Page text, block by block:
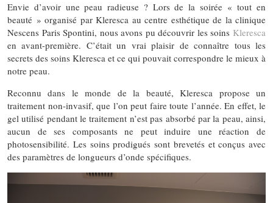
Envie d’avoir une peau radieuse ? Lors de la soirée « tout en
beauté » organisé par Kleresca au centre esthétique de la clinique
Nescens Paris Spontini, nous avons pu découvrir les soins Kleresca
en avant-première. C’était un vrai plaisir de connaître tous les
secrets des soins Kleresca et ce qui pouvait correspondre le mieux à
notre peau.
Reconnu dans le monde de la beauté, Kleresca propose un
traitement non-invasif, que l’on peut faire toute l’année. En effet, le
gel utilisé pendant le traitement n’est pas absorbé par la peau, ainsi,
aucun de ses composants ne peut induire une réaction de
photosensibilité. Les soins prodigués sont brevetés et conçus avec
des paramètres de longueurs d’onde spécifiques.